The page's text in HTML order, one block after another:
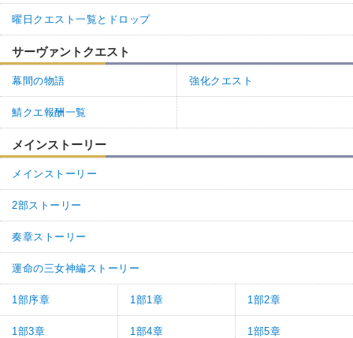
曜日クエスト一覧とドロップ
サーヴァントクエスト
幕間の物語 強化クエスト
鯖クエ報酬一覧
メインストーリー
メインストーリー
2部ストーリー
奏章ストーリー
運命の三女神編ストーリー
1部序章 1部1章 1部2章
1部3章 1部4章 1部5章